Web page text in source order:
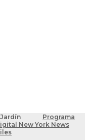
Programa
New York News